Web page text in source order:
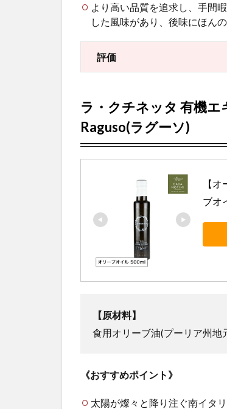
より高い品質を追求し、手間
した風味があり、後味にほん
評価
ラ・クチネッタ 有機エ
Raguso(ラグーソ)
【
ブオ
【原材料】
食用オリーブ油(プーリア州地
《おすすめポイント》
太陽が燦々と降り注ぐ南イタ